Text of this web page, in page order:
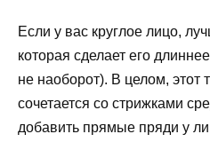
Если у вас круглое лицо,
которая сделает его
не наоборот). В целом, этот
сочетается со стрижками
добавить прямые пряди у